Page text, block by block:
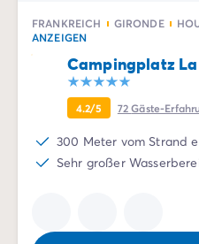
FRANKREICH GIRONDE
ANZEIGEN
Campingplatz
4.2/5 72Gäste-
300 Meter vom Strand
Sehr großer